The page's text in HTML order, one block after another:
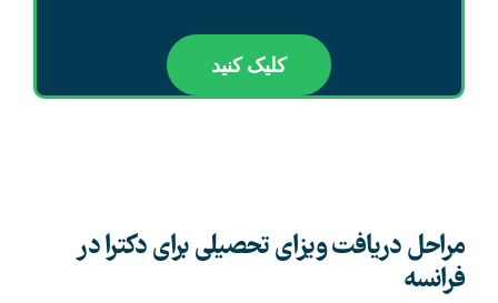
کلیک کنید
مراحل دریافت ویزای تحصیلی برای دکترا در
فرانسه